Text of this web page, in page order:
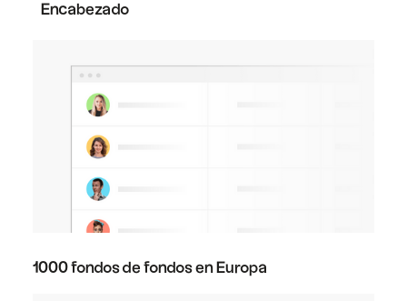
Encabezado
1000 fondos de fondos en Europa